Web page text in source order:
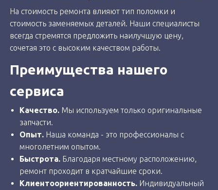
На стоимость ремонта влияют тип поломки и
стоимость заменяемых деталей. Наши специалисты
всегда стремятся предложить наилучшую цену,
сочетая это с высоким качеством работы.
Преимущества нашего
сервиса
Качество. Мы используем только оригинальные
запчасти.
Опыт. Наша команда - это профессионалы с
многолетним опытом.
Быстрота. Благодаря местному расположению,
ремонт проходит в кратчайшие сроки.
Клиентоориентированность. Индивидуальный